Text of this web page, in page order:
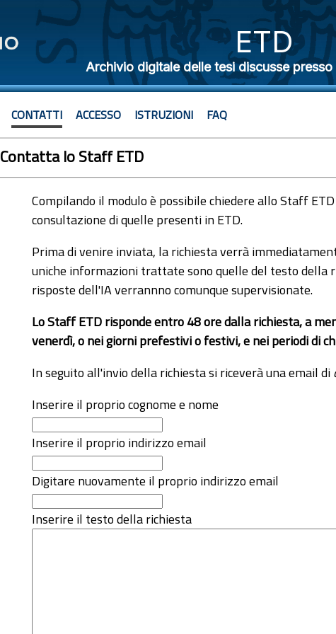
ETD
Archivio digitale delle tesi discusse presso
CONTATTI ACCESSO ISTRUZIONI FAQ
Contatta lo Staff ETD
Compilando il modulo è possibile chiedere allo Staff
consultazione di quelle presenti in ETD.
Prima di venire inviata, la richiesta verrà
uniche informazioni trattate sono quelle del testo della
risposte dell'IA verrannno comunque supervisionate.
Lo Staff ETD risponde entro 48 ore dalla richiesta, a
venerdì, o nei giorni prefestivi o festivi, e nei periodi di
In seguito all'invio della richiesta si riceverà una email di
Inserire il proprio cognome e nome
Inserire il proprio indirizzo email
Digitare nuovamente il proprio indirizzo email
Inserire il testo della richiesta